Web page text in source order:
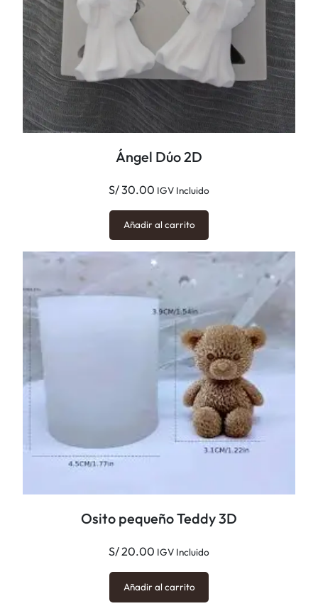
e
r
c
a
n
t
i
Ángel Dúo 2D
S/30.00 IGV Incluido
Añadir al carrito
Osito pequeño Teddy 3D
S/20.00 IGV Incluido
Añadir al carrito